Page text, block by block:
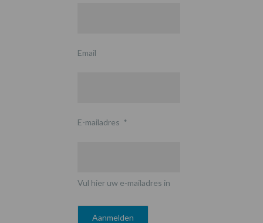
Email
E-mailadres *
Vul hier uw e-mailadres in